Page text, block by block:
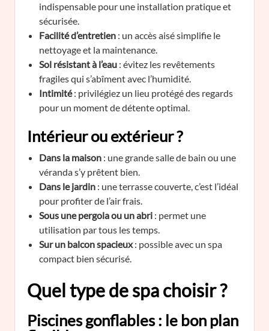
indispensable pour une installation pratique et
sécurisée.
Facilité d’entretien : un accès aisé simplifie le
nettoyage et la maintenance.
Sol résistant à l’eau : évitez les revêtements
fragiles qui s’abîment avec l’humidité.
Intimité: privilégiez un lieu protégé des regards
pour un moment de détente optimal.
Intérieur ou extérieur ?
Dans la maison : une grande salle de bain ou une
véranda s’y prêtent bien.
Dans le jardin : une terrasse couverte, c’est l’idéal
pour profiter de l’air frais.
Sous une pergola ou un abri : permet une
utilisation par tous les temps.
Sur un balcon spacieux: possible avec un spa
compact bien sécurisé.
Quel type de spa choisir ?
Piscines gonflables : le bon plan